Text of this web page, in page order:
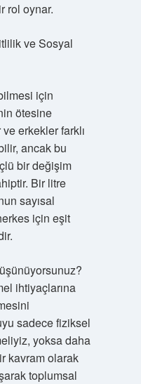
rol oynar.
ve Sosyal
için
ötesine
erkekler farklı
ancak bu
bir değişim
Bir litre
sayısal
için eşit
ihtiyaçlarına
sadece fiziksel
yoksa daha
kavram olarak
toplumsal